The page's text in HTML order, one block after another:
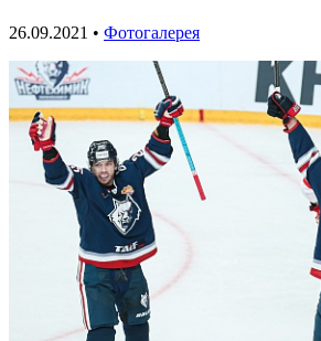
26.09.2021 • Фотогалерея